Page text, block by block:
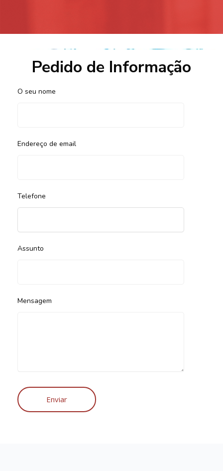
Pedido de Informação
O seu nome
Endereço de email
Telefone
Assunto
Mensagem